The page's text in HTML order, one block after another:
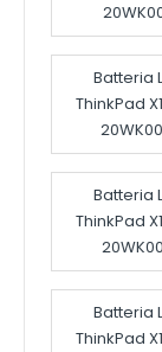
Batteria
ThinkPad
Batteria
ThinkPad
Batteria
ThinkPad